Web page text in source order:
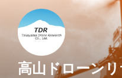
高山ドローン